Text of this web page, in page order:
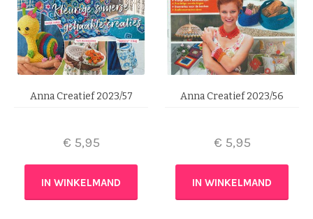
Anna Creatief 2023/57
€ 5,95
IN WINKELMAND
Anna Creatief 2023/56
€ 5,95
IN WINKELMAND